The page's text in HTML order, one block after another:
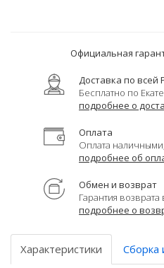
Официальная
Доставка по всей
Бесплатно по
подробнее о
Оплата
Оплата
подробнее об
Обмен и возврат
Гарантия
подробнее о
Характеристики Сборка